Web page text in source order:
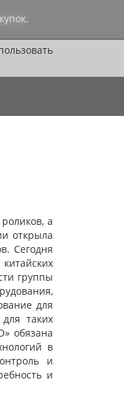
а
открыла
Сегодня
группы
для
таких
обязана
в
и
и